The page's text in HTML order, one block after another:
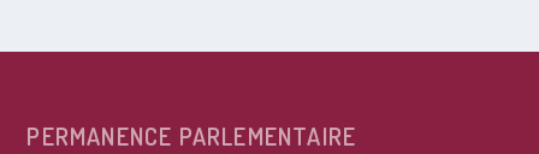
PERMANENCE PARLEMENTAIRE